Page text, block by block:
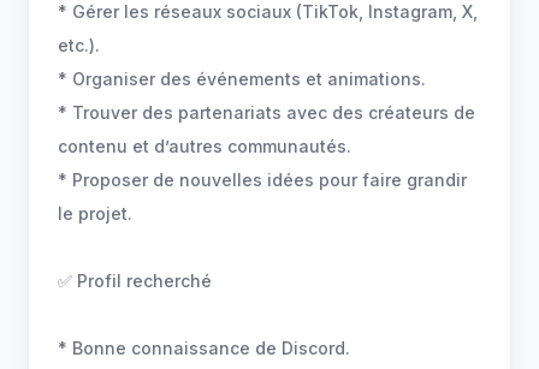
* Gérer les réseaux sociaux (TikTok, Instagram, X,
etc.).
* Organiser des événements et animations.
* Trouver des partenariats avec des créateurs de
contenu et d’autres communautés.
* Proposer de nouvelles idées pour faire grandir
le projet.
✅ Profil recherché
* Bonne connaissance de Discord.